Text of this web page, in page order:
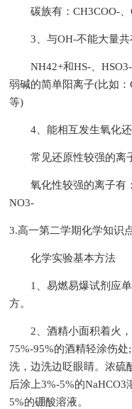
碳族有：CH3COO-、
3、与OH-不能大量共
NH42+和HS-、HSO3-
弱碱的简单阳离子(比如：
等)
4、能相互发生氧化还
常见还原性较强的离子
氧化性较强的离子有：
NO3-
3.高一第二学期化学知识
化学实验基本方法
1、易燃易爆试剂应单
方。
2、酒精小面积着火，
75%-95%的酒精轻涂伤
洗，边洗边眨眼睛。浓硫
后涂上3%-5%的
5%的硼酸溶液。